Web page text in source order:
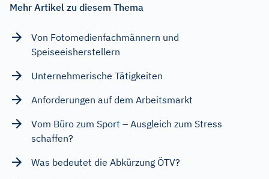
Mehr Artikel zu diesem Thema
Von Fotomedienfachmännern und
Speiseeisherstellern
Unternehmerische Tätigkeiten
Anforderungen auf dem Arbeitsmarkt
Vom Büro zum Sport – Ausgleich zum Stress
schaffen?
Was bedeutet die Abkürzung ÖTV?